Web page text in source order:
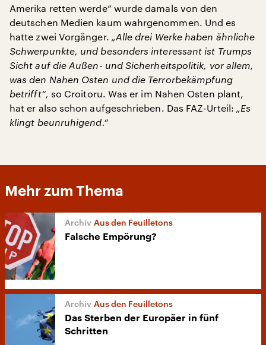
Amerika retten werde“ wurde damals von den
deutschen Medien kaum wahrgenommen. Und es
hatte zwei Vorgänger. „Alle drei Werke haben ähnliche
Schwerpunkte, und besonders interessant ist Trumps
Sicht auf die Außen- und Sicherheitspolitik, vor allem,
was den Nahen Osten und die Terrorbekämpfung
betrifft“, so Croitoru. Was er im Nahen Osten plant,
hat er also schon aufgeschrieben. Das FAZ-Urteil: „Es
klingt beunruhigend.“
Mehr zum Thema
Aus den Feuilletons
Falsche Empörung?
Aus den Feuilletons
Das Sterben der Europäer in fünf
Schritten